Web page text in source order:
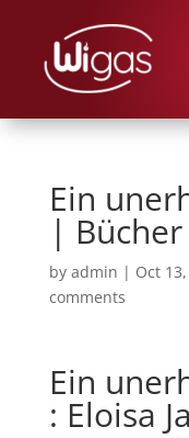
Ein
| Bücher
by admin | Oct
comments
Ein
: Eloisa